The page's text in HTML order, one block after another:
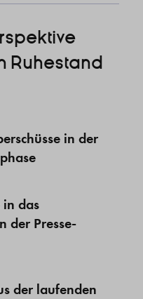
Ruhestand
in der
das
der Presse-
der laufenden